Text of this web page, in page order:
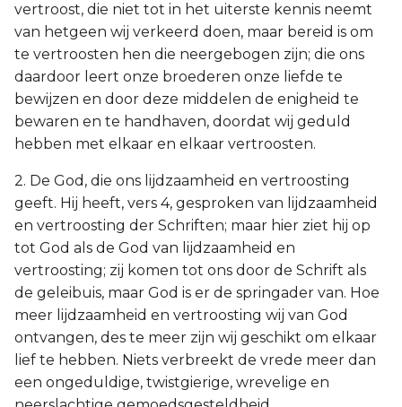
vertroost, die niet tot in het uiterste kennis neemt
van hetgeen wij verkeerd doen, maar bereid is om
te vertroosten hen die neergebogen zijn; die ons
daardoor leert onze broederen onze liefde te
bewijzen en door deze middelen de enigheid te
bewaren en te handhaven, doordat wij geduld
hebben met elkaar en elkaar vertroosten.
2. De God, die ons lijdzaamheid en vertroosting
geeft. Hij heeft, vers 4, gesproken van lijdzaamheid
en vertroosting der Schriften; maar hier ziet hij op
tot God als de God van lijdzaamheid en
vertroosting; zij komen tot ons door de Schrift als
de geleibuis, maar God is er de springader van. Hoe
meer lijdzaamheid en vertroosting wij van God
ontvangen, des te meer zijn wij geschikt om elkaar
lief te hebben. Niets verbreekt de vrede meer dan
een ongeduldige, twistgierige, wrevelige en